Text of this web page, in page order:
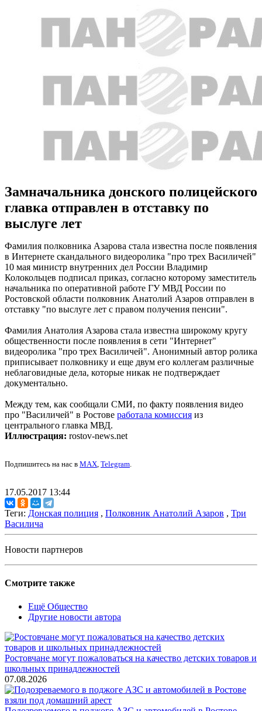
Замначальника донского полицейского
главка отправлен в отставку по
выслуге лет
Фамилия полковника Азарова стала известна после появления
в Интернете скандального видеоролика "про трех Василичей"
10 мая министр внутренних дел России Владимир
Колокольцев подписал приказ, согласно которому заместитель
начальника по оперативной работе ГУ МВД России по
Ростовской области полковник Анатолий Азаров отправлен в
отставку "по выслуге лет с правом получения пенсии".
Фамилия Анатолия Азарова стала известна широкому кругу
общественности после появления в сети "Интернет"
видеоролика "про трех Василичей". Анонимный автор ролика
приписывает полковнику и еще двум его коллегам различные
неблаговидные дела, которые никак не подтверждает
документально.
Между тем, как сообщали СМИ, по факту появления видео
про "Василичей" в Ростове работала комиссия из
центрального главка МВД.
Иллюстрация: rostov-news.net
Подпишитесь на нас в MAX, Telegram.
17.05.2017 13:44
Теги: Донская полиция , Полковник Анатолий Азаров , Три
Василича
Новости партнеров
Смотрите также
Ещё Общество
Другие новости автора
Ростовчане могут пожаловаться на качество детских товаров и
школьных принадлежностей
07.08.2026